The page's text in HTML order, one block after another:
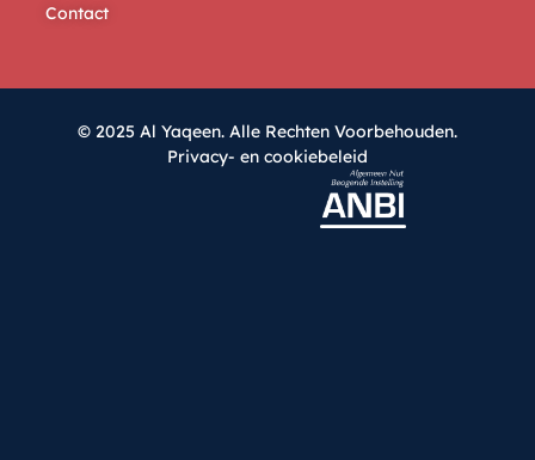
Contact
© 2025 Al Yaqeen. Alle Rechten Voorbehouden.
Privacy- en cookiebeleid